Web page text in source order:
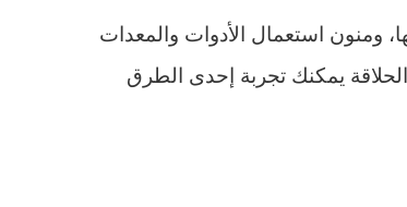
ومنون استعمال الأدوات والمعدات
يمكنك تجربة إحدى الطرق